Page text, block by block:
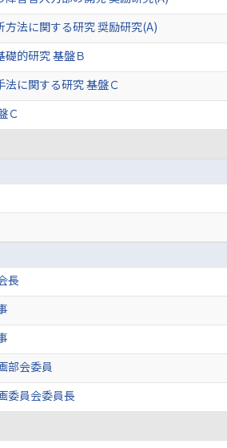
法に関する研究 奨励研究(A)
的研究 基盤Ｂ
に関する研究 基盤Ｃ
Ｃ
長
部会委員
委員会委員長